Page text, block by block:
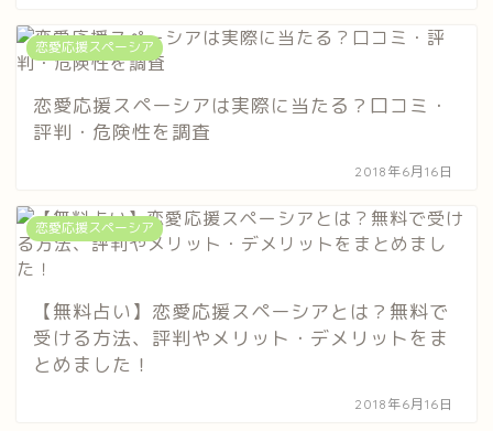
恋愛応援スペーシア
恋愛応援スペーシアは実際に当たる？口コミ・
評判・危険性を調査
2018年6月16日
恋愛応援スペーシア
【無料占い】恋愛応援スペーシアとは？無料で
受ける方法、評判やメリット・デメリットをま
とめました！
2018年6月16日